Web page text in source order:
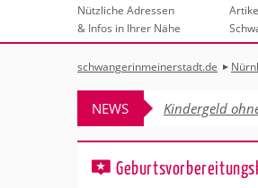
Nützliche Adressen
& Infos in Ihrer Nähe
Städteauswahl
Adressen
Behördengänge &
schwangerinmeinerstadt.de
NEWS Kindergeld